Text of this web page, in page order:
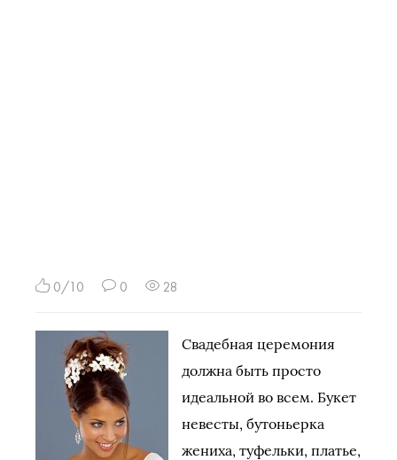
0/10 0 28
Свадебная церемония
должна быть просто
идеальной во всем. Букет
невесты, бутоньерка
жениха, туфельки, платье,